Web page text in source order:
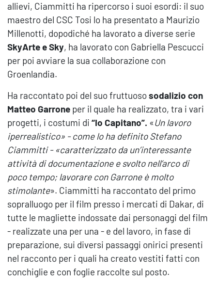
allievi, Ciammitti ha ripercorso i suoi esordi: il suo
maestro del CSC Tosi lo ha presentato a Maurizio
Millenotti, dopodiché ha lavorato a diverse serie
SkyArte e Sky, ha lavorato con Gabriella Pescucci
per poi avviare la sua collaborazione con
Groenlandia.
Ha raccontato poi del suo fruttuososodalizio con
Matteo Garrone per il quale ha realizzato, tra i vari
progetti, i costumi di “Io Capitano”. «Un lavoro
iperrealistico» - come lo ha definito Stefano
Ciammitti - «caratterizzato da un’interessante
attività di documentazione e svolto nell’arco di
poco tempo; lavorare con Garrone è molto
stimolante». Ciammitti ha raccontato del primo
sopralluogo per il film presso i mercati di Dakar, di
tutte le magliette indossate dai personaggi del film
- realizzate una per una - e del lavoro, in fase di
preparazione, sui diversi passaggi onirici presenti
nel racconto per i quali ha creato vestiti fatti con
conchiglie e con foglie raccolte sul posto.